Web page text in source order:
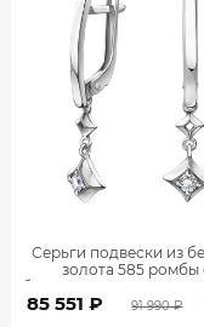
Серьги подвески из
золота 585 ромбы
бриллиантами 0201935-
85 551 ₽ 91 990 ₽